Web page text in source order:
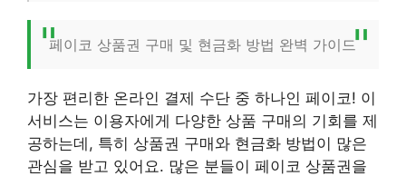
페이코 상품권 구매 및 현금화 방법 완벽 가이드
가장 편리한 온라인 결제 수단 중 하나인 페이코! 이
서비스는 이용자에게 다양한 상품 구매의 기회를 제
공하는데, 특히 상품권 구매와 현금화 방법이 많은
관심을 받고 있어요. 많은 분들이 페이코 상품권을